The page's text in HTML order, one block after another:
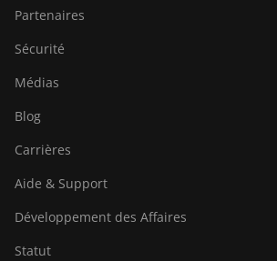
Partenaires
Sécurité
Médias
Blog
Carrières
Aide & Support
Développement des Affaires
Statut